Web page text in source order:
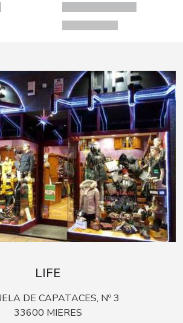
LIFE
DE CAPATACES, Nº 3
33600 MIERES